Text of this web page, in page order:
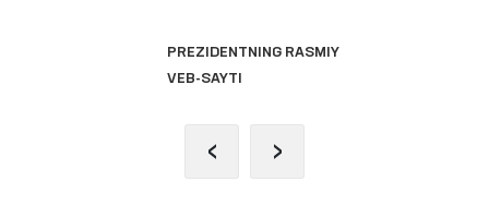
PREZIDENTNING RASMIY
VEB-SAYTI
‹ ›